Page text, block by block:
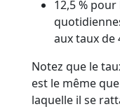
12,5 %
aux taux de
Notez que le
est le même
laquelle il se